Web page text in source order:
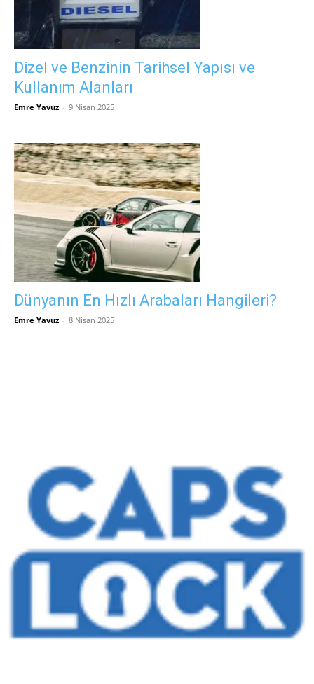
Dizel ve Benzinin Tarihsel Yapısı ve
Kullanım Alanları
Emre Yavuz - 9 Nisan 2025
Dünyanın En Hızlı Arabaları Hangileri?
Emre Yavuz - 8 Nisan 2025